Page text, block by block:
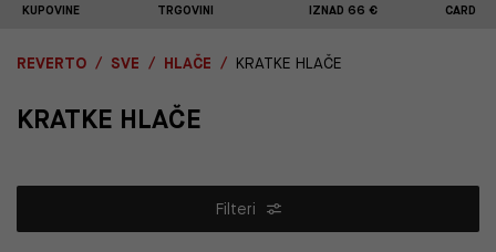
KUPOVINE
TRGOVINI
IZNAD 66 €
CARD
REVERTO SVE HLAČE KRATKE HLAČE
KRATKE HLAČE
Filteri